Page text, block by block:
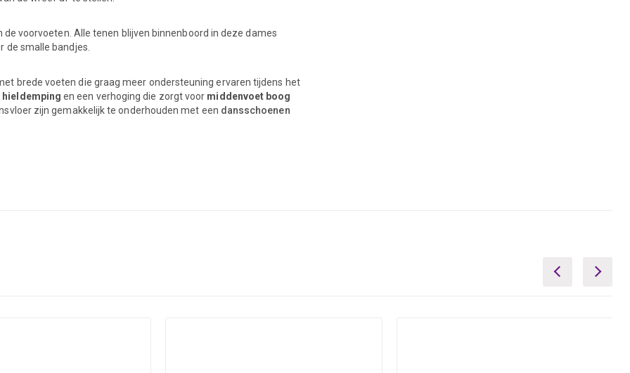
voorvoeten. Alle tenen blijven binnenboord in deze dames
smalle bandjes.
brede voeten die graag meer ondersteuning ervaren tijdens het
hieldemping en een verhoging die zorgt voor middenvoet boog
zijn gemakkelijk te onderhouden met een dansschoenen